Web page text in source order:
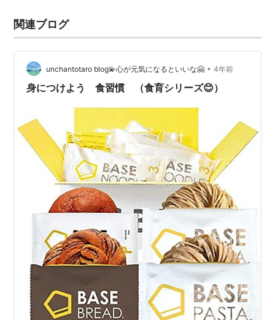
関連ブログ
unchantotaro blog💫心が元気になるといいな🤗 • 4年前
身につけよう 食習慣 （食育シリーズ😊）